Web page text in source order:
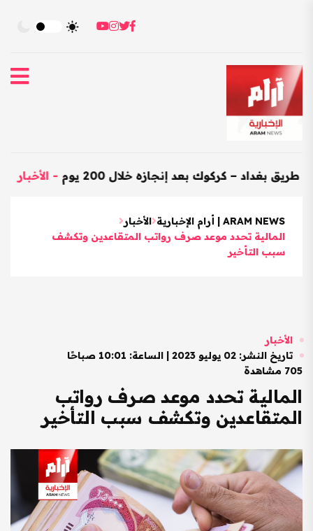
- – كركوك بعد إنجازه خلال 200 يوم - الأخبار
ARAM NEWS | أرام الإخبارية
الأخبار
المالية تحدد موعد صرف رواتب المتقاعدين وتكشف
سبب التأخير
الأخبار
تاريخ النشر: 02 يوليو 2023 | الساعة: 10:01 صباحًا
705 مشاهدة
المالية تحدد موعد صرف رواتب
المتقاعدين وتكشف سبب التأخير